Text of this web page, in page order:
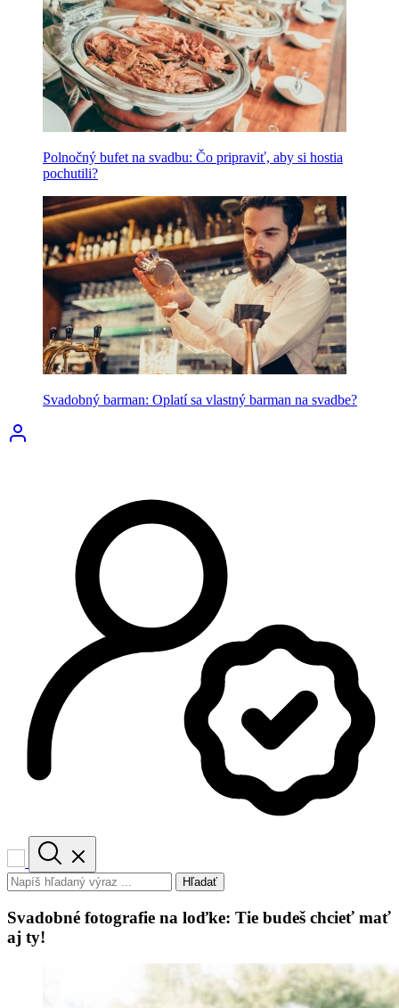
Polnočný bufet na svadbu: Čo pripraviť, aby si hostia
pochutili?
Svadobný barman: Oplatí sa vlastný barman na svadbe?
Hľadať
Svadobné fotografie na loďke: Tie budeš chcieť mať
aj ty!